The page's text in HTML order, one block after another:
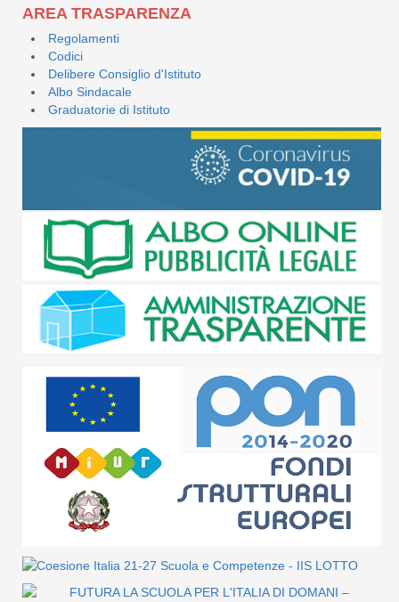
AREA TRASPARENZA
Regolamenti
Codici
Delibere Consiglio d'Istituto
Albo Sindacale
Graduatorie di Istituto